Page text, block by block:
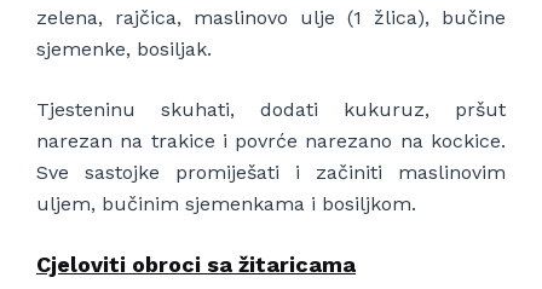
zelena, rajčica, maslinovo ulje (1 žlica), bučine
sjemenke, bosiljak.
Tjesteninu skuhati, dodati kukuruz, pršut
narezan na trakice i povrće narezano na kockice.
Sve sastojke promiješati i začiniti maslinovim
uljem, bučinim sjemenkama i bosiljkom.
Cjeloviti obroci sa žitaricama